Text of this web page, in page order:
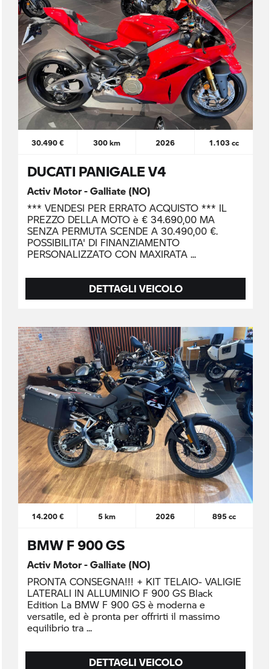
30.490 € 300 km 2026 1.103 cc
DUCATI PANIGALE V4
Activ Motor - Galliate (NO)
*** VENDESI PER ERRATO ACQUISTO *** IL
PREZZO DELLA MOTO è € 34.690,00 MA
SENZA PERMUTA SCENDE A 30.490,00 €.
POSSIBILITA' DI FINANZIAMENTO
PERSONALIZZATO CON MAXIRATA
DETTAGLI VEICOLO
14.200 € 5 km 2026 895 cc
BMW F 900 GS
Activ Motor - Galliate (NO)
PRONTA CONSEGNA!!! + KIT TELAIO- VALIGIE
LATERALI IN ALLUMINIO F 900 GS Black
Edition La BMW F 900 GS è moderna e
versatile, ed è pronta per offrirti il massimo
equilibrio tra
DETTAGLI VEICOLO